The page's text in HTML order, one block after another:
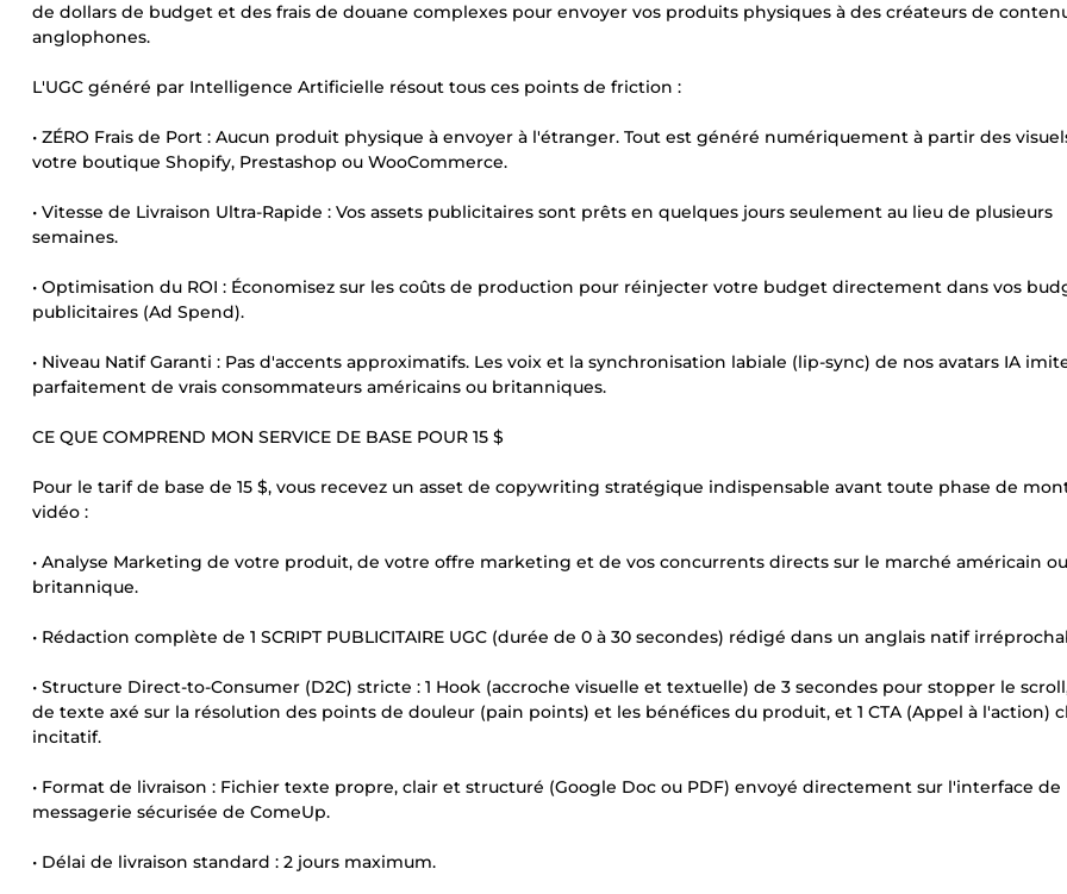
de dollars de budget et des frais de douane complexes pour envoyer vos produits physiques à des créateurs de
anglophones.
L'UGC généré par Intelligence Artificielle résout tous ces points de friction :
• ZÉRO Frais de Port : Aucun produit physique à envoyer à l'étranger. Tout est généré numériquement à partir des
votre boutique Shopify, Prestashop ou WooCommerce.
• Vitesse de Livraison Ultra-Rapide : Vos assets publicitaires sont prêts en quelques jours seulement au lieu de plusieurs
semaines.
• Optimisation du ROI : Économisez sur les coûts de production pour réinjecter votre budget directement dans vos
publicitaires (Ad Spend).
• Niveau Natif Garanti : Pas d'accents approximatifs. Les voix et la synchronisation labiale (lip-sync) de nos avatars IA
parfaitement de vrais consommateurs américains ou britanniques.
CE QUE COMPREND MON SERVICE DE BASE POUR 15 $
Pour le tarif de base de 15 $, vous recevez un asset de copywriting stratégique indispensable avant toute phase de
vidéo :
• Analyse Marketing de votre produit, de votre offre marketing et de vos concurrents directs sur le marché américain ou
britannique.
• Rédaction complète de 1 SCRIPT PUBLICITAIRE UGC (durée de 0 à 30 secondes) rédigé dans un anglais natif
• Structure Direct-to-Consumer (D2C) stricte : 1 Hook (accroche visuelle et textuelle) de 3 secondes pour stopper le
de texte axé sur la résolution des points de douleur (pain points) et les bénéfices du produit, et 1 CTA (Appel à l'action)
incitatif.
• Format de livraison : Fichier texte propre, clair et structuré (Google Doc ou PDF) envoyé directement sur l'interface de
messagerie sécurisée de ComeUp.
• Délai de livraison standard : 2 jours maximum.